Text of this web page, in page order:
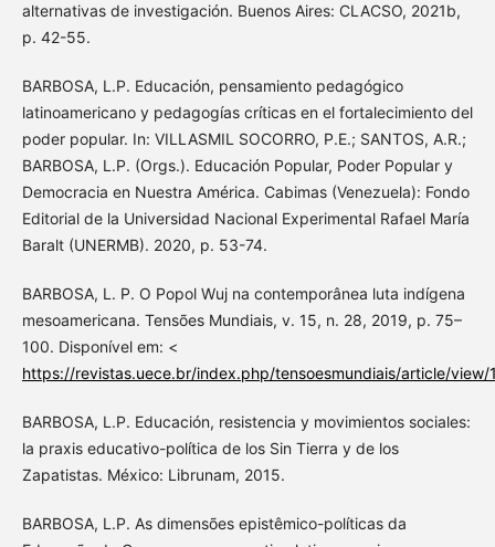
alternativas de investigación. Buenos Aires: CLACSO, 2021b,
p. 42-55.
BARBOSA, L.P. Educación, pensamiento pedagógico
latinoamericano y pedagogías críticas en el fortalecimiento del
poder popular. In: VILLASMIL SOCORRO, P.E.; SANTOS, A.R.;
BARBOSA, L.P. (Orgs.). Educación Popular, Poder Popular y
Democracia en Nuestra América. Cabimas (Venezuela): Fondo
Editorial de la Universidad Nacional Experimental Rafael María
Baralt (UNERMB). 2020, p. 53-74.
BARBOSA, L. P. O Popol Wuj na contemporânea luta indígena
mesoamericana. Tensões Mundiais, v. 15, n. 28, 2019, p. 75–
100. Disponível em: <
https://revistas.uece.br/index.php/tensoesmundiais/article/view/
BARBOSA, L.P. Educación, resistencia y movimientos sociales:
la praxis educativo-política de los Sin Tierra y de los
Zapatistas. México: Librunam, 2015.
BARBOSA, L.P. As dimensões epistêmico-políticas da